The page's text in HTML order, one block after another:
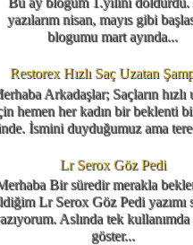
yazılarım nisan, mayıs gibi
blogumu mart ayında...
Restorex Hızlı Saç Uzatan
Arkadaşlar; Saçların hızlı
hemen her kadın bir beklenti
İsmini duyduğumuz ama
Lr Serox Göz Pedi
Bir süredir merakla
Lr Serox Göz Pedi yazımı
Aslında tek
göster...